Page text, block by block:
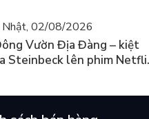
Nhật, 02/08/2026
Vườn Địa Đàng – kiệt
Steinbeck lên phim